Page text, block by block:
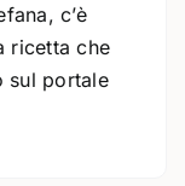
c’è
ricetta che
sul portale